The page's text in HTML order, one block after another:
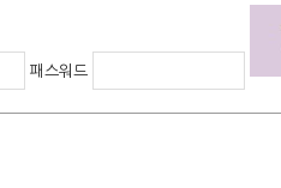
패스워드